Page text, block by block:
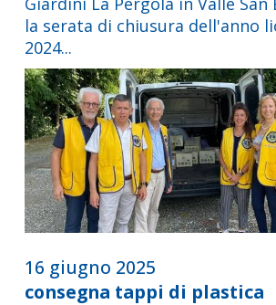
la serata di chiusura dell'anno
2024...
16 giugno 2025
consegna tappi di plastica